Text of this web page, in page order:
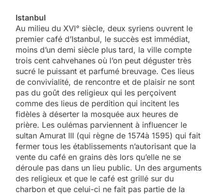
Istanbul
Au milieu du XVl° siècle, deux syriens ouvrent le
premier café d’Istanbul, le succès est immédiat,
moins d’un demi siècle plus tard, la ville compte
trois cent cahvehanes où l’on peut déguster très
sucré le puissant et parfumé breuvage. Ces lieus
de convivialité, de rencontre et de plaisir ne sont
pas du goût des religieux qui les perçoivent
comme des lieus de perdition qui incitent les
fidèles à déserter la mosquée aux heures de
prière. Les oulémas parviennent à influencer le
sultan Amurat III (qui règne de 1574à 1595) qui fait
fermer tous les établissements n’autorisant que la
vente du café en grains dès lors qu’elle ne se
déroule pas dans un lieu public. Un des arguments
des religieux et que le café est grillé sur du
charbon et que celui-ci ne fait pas partie de la